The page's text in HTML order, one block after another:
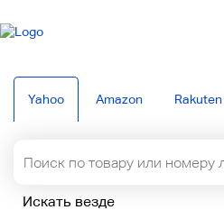
Yahoo Amazon Rakuten